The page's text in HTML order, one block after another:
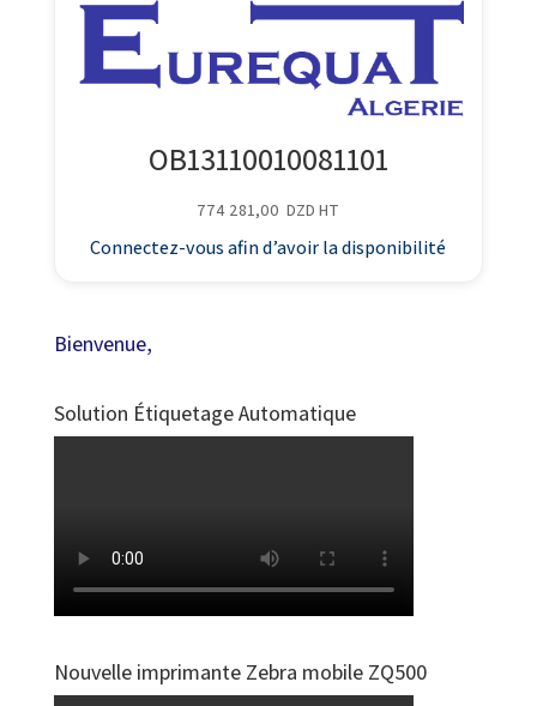
OB13110010081101
774 281,00 DZD HT
Connectez-vous afin d’avoir la disponibilité
Bienvenue,
Solution Étiquetage Automatique
Nouvelle imprimante Zebra mobile ZQ500